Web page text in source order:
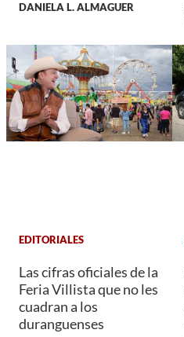
DANIELA L. ALMAGUER
EDITORIALES
Las cifras oficiales de la
Feria Villista que no les
cuadran a los
duranguenses